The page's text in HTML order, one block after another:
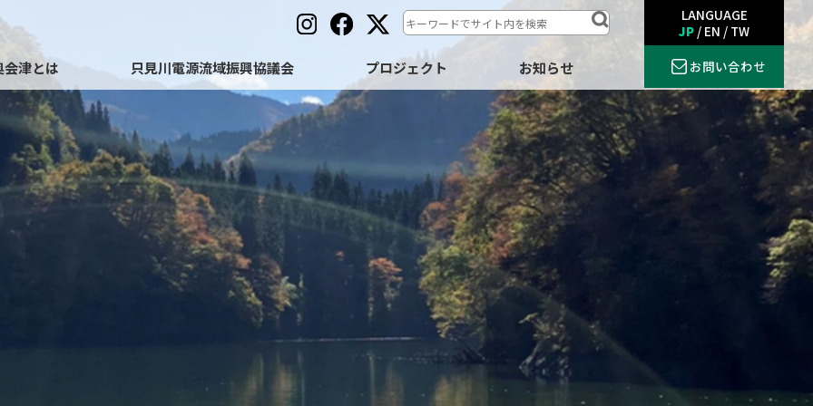
会津とは 只見川電源流域振興協議会 プロジェクト お知らせ
LANGUAGE
JP / EN / TW
お問い合わせ